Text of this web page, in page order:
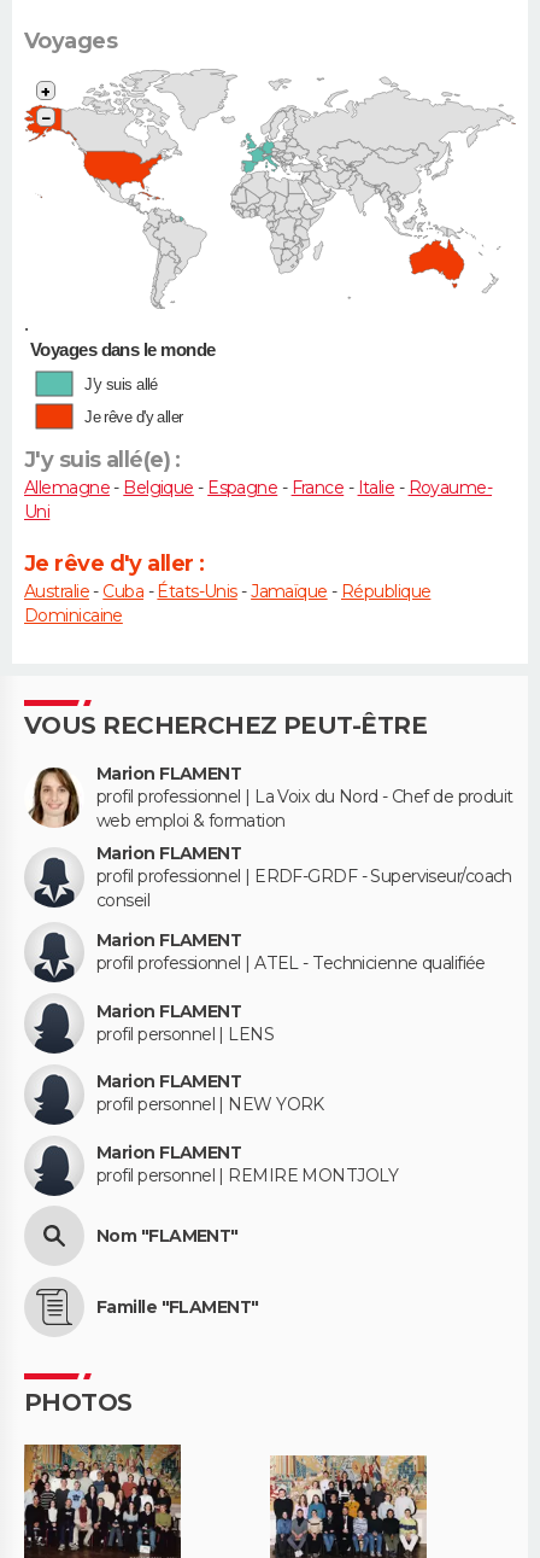
Voyages
•
+
−
Voyages dans le monde
J'y suis allé
Je rêve d'y aller
J'y suis allé(e) :
Allemagne- Belgique - Espagne - France - Italie - Royaume-
Uni
Je rêve d'y aller :
Australie- Cuba -États-Unis-Jamaïque - République
Dominicaine
VOUS RECHERCHEZ PEUT-ÊTRE
Marion FLAMENT
profil professionnel | La Voix du Nord - Chef de produit
web emploi & formation
Marion FLAMENT
profil professionnel | ERDF-GRDF - Superviseur/coach
conseil
Marion FLAMENT
profil professionnel | ATEL - Technicienne qualifiée
Marion FLAMENT
profil personnel | LENS
Marion FLAMENT
profil personnel | NEW YORK
Marion FLAMENT
profil personnel | REMIRE MONTJOLY
Nom "FLAMENT"
Famille "FLAMENT"
PHOTOS